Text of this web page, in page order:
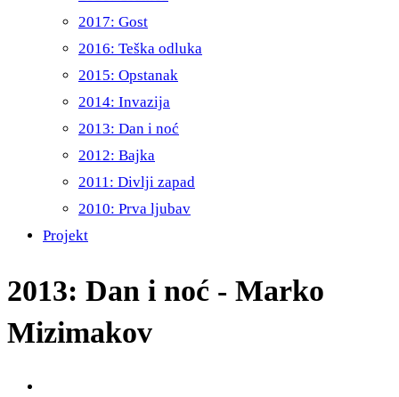
2017: Gost
2016: Teška odluka
2015: Opstanak
2014: Invazija
2013: Dan i noć
2012: Bajka
2011: Divlji zapad
2010: Prva ljubav
Projekt
2013: Dan i noć - Marko
Mizimakov